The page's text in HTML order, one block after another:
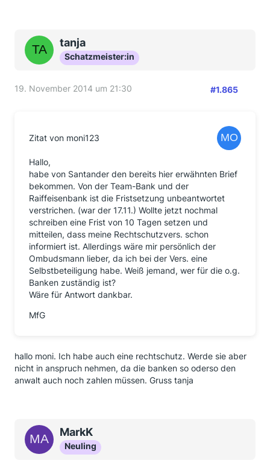
tanja
Schatzmeister:in
19. November 2014 um 21:30 #1.865
Zitat von moni123
Hallo,
habe von Santander den bereits hier erwähnten Brief
bekommen. Von der Team-Bank und der
Raiffeisenbank ist die Fristsetzung unbeantwortet
verstrichen. (war der 17.11.) Wollte jetzt nochmal
schreiben eine Frist von 10 Tagen setzen und
mitteilen, dass meine Rechtschutzvers. schon
informiert ist. Allerdings wäre mir persönlich der
Ombudsmann lieber, da ich bei der Vers. eine
Selbstbeteiligung habe. Weiß jemand, wer für die o.g.
Banken zuständig ist?
Wäre für Antwort dankbar.
MfG
hallo moni. Ich habe auch eine rechtschutz. Werde sie aber
nicht in anspruch nehmen, da die banken so oderso den
anwalt auch noch zahlen müssen. Gruss tanja
MarkK
Neuling